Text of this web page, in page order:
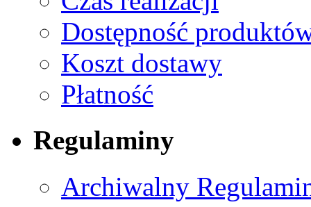
Dostępność
Koszt dostawy
Płatność
Regulaminy
Archiwalny